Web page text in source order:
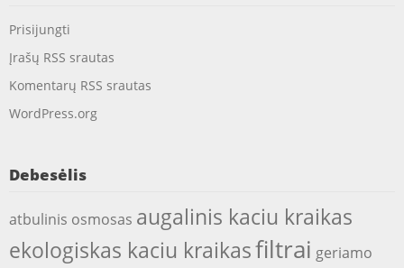
Prisijungti
Įrašų RSS srautas
Komentarų RSS srautas
WordPress.org
Debesėlis
atbulinis osmosas augalinis kaciu kraikas
ekologiskas kaciu kraikasfiltrai geriamo